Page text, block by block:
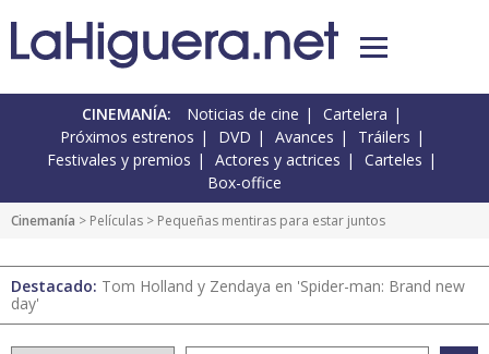
CINEMANÍA: Noticias de cine
Cartelera
Próximos estrenos
DVD Avances
Tráilers
Festivales y premios
Actores y actrices
Carteles
Box-office
Cinemanía > Películas > Pequeñas mentiras para estar juntos
Destacado: Tom Holland y Zendaya en 'Spider-man: Brand new
day'